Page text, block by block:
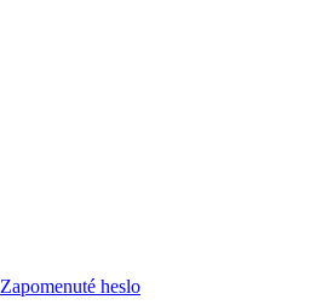
Zapomenuté heslo